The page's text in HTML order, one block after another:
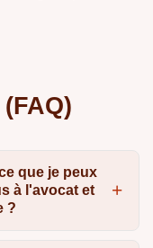
que je peux
à l'avocat et
?